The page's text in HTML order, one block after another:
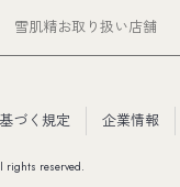
雪肌精お取り扱い店舗
づく規定 企業情報
rights reserved.